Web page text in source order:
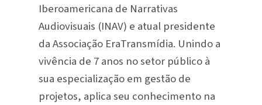
Iberoamericana de Narrativas
Audiovisuais (INAV) e atual presidente
da Associação EraTransmídia. Unindo a
vivência de 7 anos no setor público à
sua especialização em gestão de
projetos, aplica seu conhecimento na